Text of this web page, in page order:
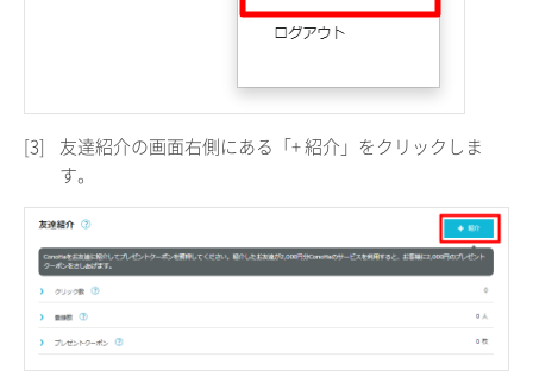
[3]
友達紹介の画面右側にある「+ 紹介」をクリックしま
す。